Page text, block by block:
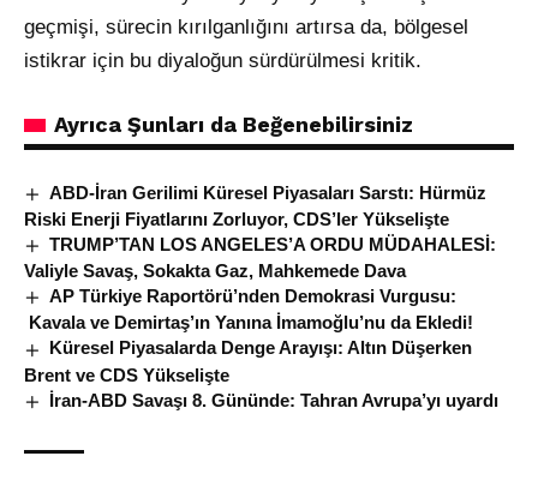
geçmişi, sürecin kırılganlığını artırsa da, bölgesel
istikrar için bu diyaloğun sürdürülmesi kritik.
Ayrıca Şunları da Beğenebilirsiniz
ABD-İran Gerilimi Küresel Piyasaları Sarstı: Hürmüz
Riski Enerji Fiyatlarını Zorluyor, CDS’ler Yükselişte
TRUMP’TAN LOS ANGELES’A ORDU MÜDAHALESİ:
Valiyle Savaş, Sokakta Gaz, Mahkemede Dava
AP Türkiye Raportörü’nden Demokrasi Vurgusu:
Kavala ve Demirtaş’ın Yanına İmamoğlu’nu da Ekledi!
Küresel Piyasalarda Denge Arayışı: Altın Düşerken
Brent ve CDS Yükselişte
İran-ABD Savaşı 8. Gününde: Tahran Avrupa’yı uyardı